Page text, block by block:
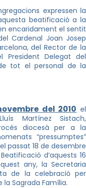
expressen la
beatificació a la
encaridament el sentit
Cardenal Joan Josep
del Rector de la
President Delegat del
tot el personal de la
del 2010 el
Martínez Sistach,
diocesà per a la
“pressumptes”
passat 18 de desembre
d’aquests 16
any, la Secretaria
de la celebració per
la Sagrada Família.